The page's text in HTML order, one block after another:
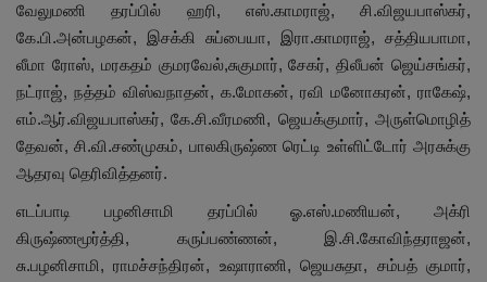
வேலுமணி தரப்பில் ஹரி, எஸ்.காமராஜ், சி.விஜயபாஸ்கர்,
கே.பி.அன்பழகன், இசக்கி சுப்பையா, இரா.காமராஜ், சத்தியபாமா,
லீமா ரோஸ், மரகதம் குமரவேல்,சுகுமார், சேகர், திலீபன் ஜெய்சங்கர்,
நட்ராஜ், நத்தம் விஸ்வநாதன், க.மோகன், ரவி மனோகரன், ராகேஷ்,
எம்.ஆர்.விஜயபாஸ்கர், கே.சி.வீரமணி, ஜெயக்குமார், அருள்மொழித்
தேவன், சி.வி.சண்முகம், பாலகிருஷ்ண ரெட்டி உள்ளிட்டோர் அரசுக்கு
ஆதரவு தெரிவித்தனர்.
எடப்பாடி பழனிசாமி தரப்பில் ஓ.எஸ்.மணியன், அக்ரி
கிருஷ்ணமூர்த்தி, கருப்பண்ணன், இ.சி.கோவிந்தராஜன்,
சு.பழனிசாமி, ராமச்சந்திரன், உஷாராணி, ஜெயசுதா, சம்பத் குமார்,